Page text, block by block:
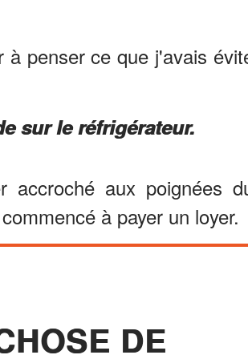
penser ce que j'avais
sur le réfrigérateur.
accroché aux poignées
à payer un loyer.
DE